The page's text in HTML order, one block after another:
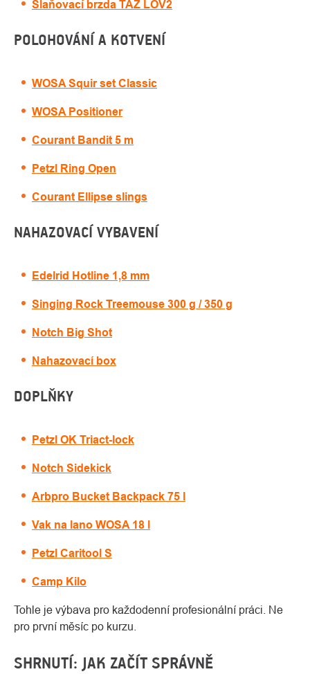
Slaňovací brzda TAZ LOV2
POLOHOVÁNÍ A KOTVENÍ
WOSA Squir set Classic
WOSA Positioner
Courant Bandit 5 m
Petzl Ring Open
Courant Ellipse slings
NAHAZOVACÍ VYBAVENÍ
Edelrid Hotline 1,8 mm
Singing Rock Treemouse 300 g / 350 g
Notch Big Shot
Nahazovací box
DOPLŇKY
Petzl OK Triact-lock
Notch Sidekick
Arbpro Bucket Backpack 75 l
Vak na lano WOSA 18 l
Petzl Caritool S
Camp Kilo
Tohle je výbava pro každodenní profesionální práci. Ne
pro první měsíc po kurzu.
SHRNUTÍ: JAK ZAČÍT SPRÁVNĚ